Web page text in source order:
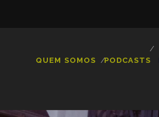
QUEM SOMOS PODCASTS